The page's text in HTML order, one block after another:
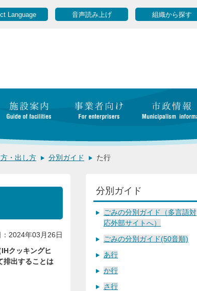
Language 音声読み上げ 組織から探す
・出し方 分別ガイド た行
2024年03月26日
クッキングヒ
排出することは
分別ガイド
ごみの分別ガイド（多言語対
応外部サイトへ）
ごみの分別ガイド(50音順)
あ行
か行
さ行